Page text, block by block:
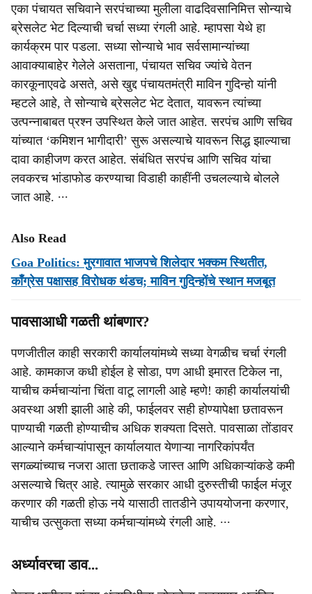
एका पंचायत सचिवाने सरपंचाच्या मुलीला वाढदिवसानिमित्त सोन्याचे
ब्रेसलेट भेट दिल्याची चर्चा सध्या रंगली आहे. म्हापसा येथे हा
कार्यक्रम पार पडला. सध्या सोन्याचे भाव सर्वसामान्यांच्या
आवाक्याबाहेर गेलेले असताना, पंचायत सचिव ज्यांचे वेतन
कारकूनाएवढे असते, असे खुद्द पंचायतमंत्री माविन गुदिन्हो यांनी
म्हटले आहे, ते सोन्याचे ब्रेसलेट भेट देतात, यावरून त्यांच्या
उत्पन्नाबाबत प्रश्न उपस्थित केले जात आहेत. सरपंच आणि सचिव
यांच्यात ‘कमिशन भागीदारी’ सुरू असल्याचे यावरून सिद्ध झाल्याचा
दावा काहीजण करत आहेत. संबंधित सरपंच आणि सचिव यांचा
लवकरच भांडाफोड करण्याचा विडाही काहींनी उचलल्याचे बोलले
जात आहे. ∙∙∙
Also Read
Goa Politics: मुरगावात भाजपचे शिलेदार भक्‍कम स्‍थितीत,
काँग्रेस पक्षासह विरोधक थंडच; माविन गुदिन्‍होंचे स्‍थान मजबूत
पावसाआधी गळती थांबणार?
पणजीतील काही सरकारी कार्यालयांमध्ये सध्या वेगळीच चर्चा रंगली
आहे. कामकाज कधी होईल हे सोडा, पण आधी इमारत टिकेल ना,
याचीच कर्मचाऱ्यांना चिंता वाटू लागली आहे म्हणे! काही कार्यालयांची
अवस्था अशी झाली आहे की, फाईलवर सही होण्यापेक्षा छतावरून
पाण्याची गळती होण्याचीच अधिक शक्यता दिसते. पावसाळा तोंडावर
आल्याने कर्मचाऱ्यांपासून कार्यालयात येणाऱ्या नागरिकांपर्यंत
सगळ्यांच्याच नजरा आता छताकडे जास्त आणि अधिकाऱ्यांकडे कमी
असल्याचे चित्र आहे. त्यामुळे सरकार आधी दुरुस्तीची फाईल मंजूर
करणार की गळती होऊ नये यासाठी तातडीने उपाययोजना करणार,
याचीच उत्सुकता सध्या कर्मचाऱ्यांमध्ये रंगली आहे. ∙∙∙
अर्ध्यावरचा डाव...